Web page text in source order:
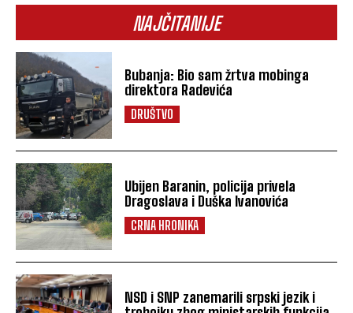
NAJČITANIJE
Bubanja: Bio sam žrtva mobinga
direktora Radevića
DRUŠTVO
Ubijen Baranin, policija privela
Dragoslava i Duška Ivanovića
CRNA HRONIKA
NSD i SNP zanemarili srpski jezik i